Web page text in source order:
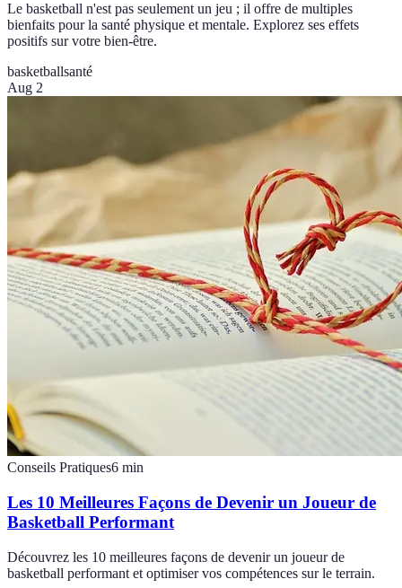
Le basketball n'est pas seulement un jeu ; il offre de multiples
bienfaits pour la santé physique et mentale. Explorez ses effets
positifs sur votre bien-être.
basketballsanté
Aug 2
Conseils Pratiques6 min
Les 10 Meilleures Façons de Devenir un Joueur de
Basketball Performant
Découvrez les 10 meilleures façons de devenir un joueur de
basketball performant et optimiser vos compétences sur le terrain.